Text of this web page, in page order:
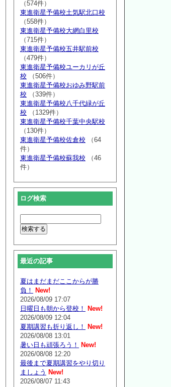
（574件）
東進衛星予備校土気駅北口校
（558件）
東進衛星予備校大網白里校
（715件）
東進衛星予備校五井駅前校
（479件）
東進衛星予備校ユーカリが丘
校 （506件）
東進衛星予備校おゆみ野駅前
校 （339件）
東進衛星予備校八千代緑が丘
校 （1329件）
東進衛星予備校千葉中央駅校
（130件）
東進衛星予備校佐倉校 （64
件）
東進衛星予備校蘇我校 （46
件）
ログ検索
最近の記事
夏はまだまだここからが勝
負！
New!
2026/08/09 17:07
日曜日も朝から登校！
New!
2026/08/09 12:04
夏期講習も折り返し！
New!
2026/08/08 13:01
暑い日も頑張ろう！
New!
2026/08/08 12:20
最後まで夏期講習をやり切り
ましょう New!
2026/08/07 11:43